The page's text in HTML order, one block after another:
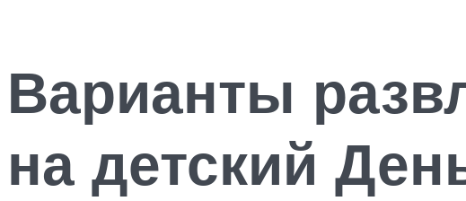
Варианты
на детский